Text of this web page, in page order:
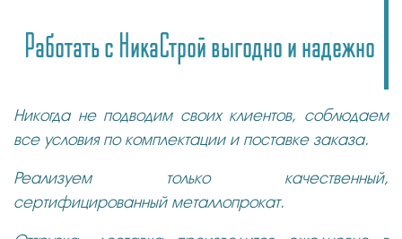
Работать с НикаСтрой выгодно и надежно
Никогда не подводим своих клиентов, соблюдаем
все условия по комплектации и поставке заказа.
Реализуем только качественный,
сертифицированный металлопрокат.